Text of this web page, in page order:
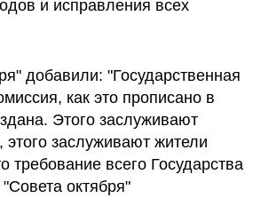
и исправления всех
добавили: "Государственная
как это прописано в
Этого заслуживают
этого заслуживают жители
требование всего Государства
октября"